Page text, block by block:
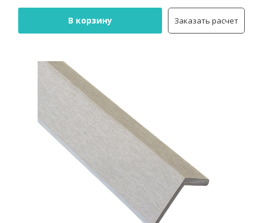
В корзину Заказать расчет